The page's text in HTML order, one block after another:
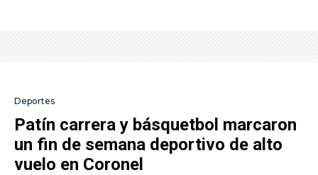
Deportes
Patín carrera y básquetbol marcaron
un fin de semana deportivo de alto
vuelo en Coronel